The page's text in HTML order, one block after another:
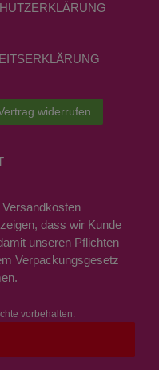
widerrufen
dass wir Kunde
unseren Pflichten
Verpackungsgesetz
vorbehalten.